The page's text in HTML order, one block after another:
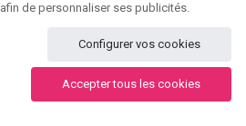
, accélérateur d'e-commerce pour
afin de personnaliser ses publicités.
Configurer vos cookies
Accepter tous les cookies